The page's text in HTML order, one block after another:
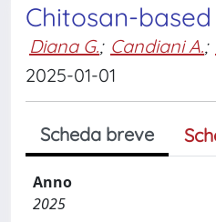
Chitosan-
Diana G.; Candiani A.;
2025-01-01
Scheda breve
Anno
2025